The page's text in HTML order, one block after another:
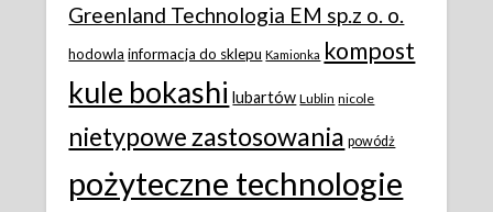
Greenland Technologia EM sp.z o. o.
hodowla informacja do sklepu Kamionka kompost
kule bokashi lubartów Lublin nicole
nietypowe zastosowania powódż
pożyteczne technologie